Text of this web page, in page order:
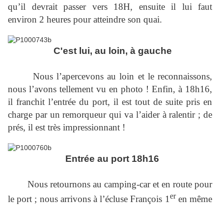
qu’il devrait passer vers 18H, ensuite il lui faut
environ 2 heures pour atteindre son quai.
C'est lui, au loin, à gauche
Nous l’apercevons au loin et le reconnaissons,
nous l’avons tellement vu en photo ! Enfin, à 18h16,
il franchit l’entrée du port, il est tout de suite pris en
charge par un remorqueur qui va l’aider à ralentir ; de
prés, il est très impressionnant !
Entrée au port 18h16
Nous retournons au camping-car et en route pour
le port ; nous arrivons à l’écluse François 1eren même